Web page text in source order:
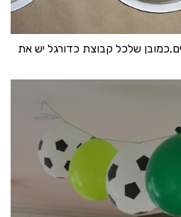
שלכל קבוצת כדורגל יש את